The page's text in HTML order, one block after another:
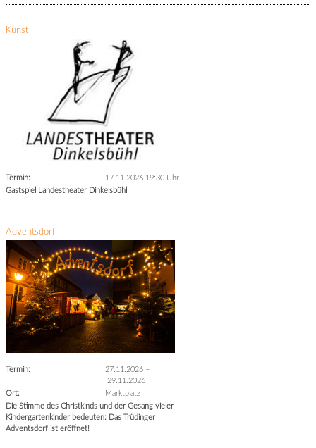
Kunst
Termin:
17.11.2026 19:30 Uhr
Gastspiel Landestheater Dinkelsbühl
Adventsdorf
Termin: 27.11.2026 –
29.11.2026
Ort:
Marktplatz
Die Stimme des Christkinds und der Gesang vieler
Kindergartenkinder bedeuten: Das Trüdinger
Adventsdorf ist eröffnet!